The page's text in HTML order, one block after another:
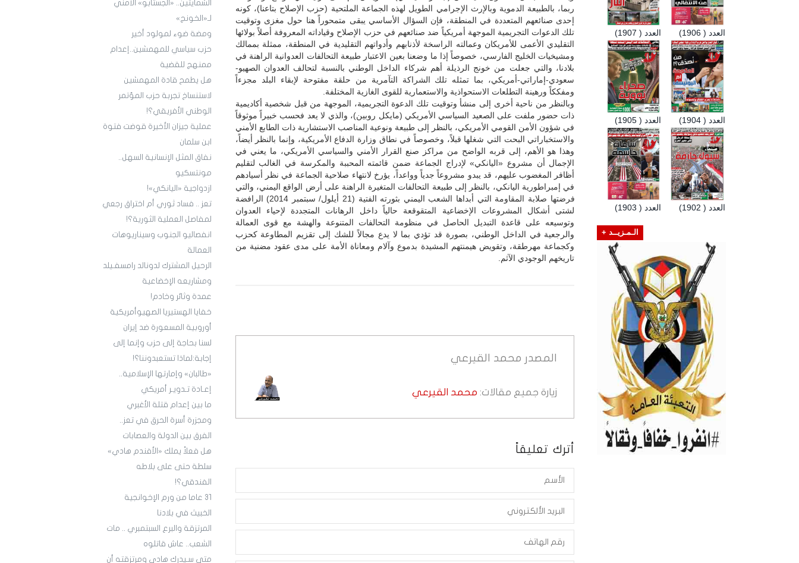
الشمايتين.. «الجستابو» الأمني
لـ«الخونج»
ومضة ضوء لمولود أخير
حزب سياسي للمهمشين..إعدام
ممنهج للقضية
هل يطمح قادة المهمشين
لاستنساخ تجربة حزب المؤتمر
الوطني الأفريقي؟!
عملية جيزان الأخيرة قوضت فتوة
ابن سلمان
نفاق المثل الإنسانية السهل..
مونتسكيو
ازدواجية «اليانكي»!
تعز .. فساد ثوري أم اختراق رجعي
لمفاصل العملية الثورية؟!
انفصاليو الجنوب وسيناريوهات
العمالة
الرحيل المشترك لدونالد رامسفـيلد
ومشاريعه الإخضاعية
عمدة وثائر وخادم!
خفايا الهستيريا الصهيوأمريكية
أوروبية المسعورة ضد إيران
لسنا بحاجة إلى حزب وإنما إلى
إجابة:لماذا تستعبدوننا؟!
«طالبان» وإمارتها الإسلامية..
إعـادة تـدويـر أمريكي
ما بين إعدام قتلة الأغبري
ومجزرة أسرة الحرق في تعز..
الفرق بين الدولة والعصابات
هل فعلاً يملك «الأفندم هادي»
سلطة حتى على بلاطه
الفندقي؟!
3١ عاما من ورم الإخوانجية
الخبيث في بلادنا
المرتزقة والبرع السبتمبري .. مات
الشعب.. عاش قاتلوه
متى سـيدرك هادي ومرتزقته أن
ربما، بالطبيعة الدموية وبالإرث الإجرامي الطويل لهذه الجماعة الملتحية (حزب الإصلاح بتاعنا)، كونه
إحدى صنائعهم المتعددة في المنطقة، فإن السؤال الأساسي يبقى متمحوراً هنا حول مغزى وتوقيت
تلك الدعوات التجريمية الموجهة أمريكياً ضد صنائعهم في حزب الإصلاح وقياداته المعروفة أصلاً بولائها
التقليدي الأعمى للأمريكان وعمالته الراسخة لأذنابهم وأدواتهم التقليدية في المنطقة، ممثلة بممالك
ومشيخيات الخليج الفارسي، خصوصاً إذا ما وضعنا بعين الاعتبار طبيعة التحالفات العدوانية الراهنة في
بلادنا، والتي جعلت من خونج الرذيلة أهم شركاء الداخل الوطني بالنسبة لتحالف العدوان الصهيو-
سعودي-إماراتي-أمريكي، بما تمثله تلك الشراكة التآمرية من حلقة مفتوحة لإبقاء البلد مجزءاً
ومفككاً ورهينة التطلعات الاستحواذية والاستعمارية للقوى الغازية المختلفة.
وبالنظر من ناحية أخرى إلى منشأ وتوقيت تلك الدعوة التجريمية، الموجهة من قبل شخصية أكاديمية
ذات حضور ملفت على الصعيد السياسي الأمريكي (مايكل روبين)، والذي لا يعد فحسب خبيراً موثوقاً
في شؤون الأمن القومي الأمريكي، بالنظر إلى طبيعة ونوعية المناصب الاستشارية ذات الطابع الأمني
والاستخباراتي البحت التي شغلها قبلاً، وخصوصاً في نطاق وزارة الدفاع الأمريكية، وإنما بالنظر أيضاً،
وهذا هو الأهم، إلى قربه الواضح من مراكز صنع القرار الأمني والسياسي الأمريكي، ما يعني في
الإجمال أن مشروع «اليانكي» لإدراج الجماعة ضمن قائمته المحببة والمكرسة في الغالب لتقليم
أظافر المغضوب عليهم، قد يبدو مشروعاً جدياً وواعداً، يؤرخ لانتهاء صلاحية الجماعة في نظر أسيادهم
في إمبراطورية اليانكي، بالنظر إلى طبيعة التحالفات المتغيرة الراهنة على أرض الواقع اليمني، والتي
فرضتها صلابة المقاومة التي أبداها الشعب اليمني بثورته الفتية (21 أيلول/ سبتمبر 2014) الرافضة
لشتى أشكال المشروعات الإخضاعية المتقوقعة حالياً داخل الرهانات المتجددة لإحياء العدوان
وتوسيعه على قاعدة التبديل الحاصل في منظومة التحالفات المتنوعة والهشة مع قوى العمالة
والرجعية في الداخل الوطني، بصورة قد تؤدي بما لا يدع مجالاً للشك إلى تقزيم المطاوعة كحزب
وكجماعة مهرطقة، وتقويض هيمنتهم المشيدة بدموع وآلام ومعاناة الأمة على مدى عقود مضنية من
تاريخهم الوجودي الآثم.
المصدر محمد القيرعي
زيارة جميع مقالات: محمد القيرعي
أترك تعليقاً
العدد ( 1907) العدد ( 1906)
العدد ( 1905) العدد ( 1904)
العدد ( 1903) العدد ( 1902)
الـمـزيــد +